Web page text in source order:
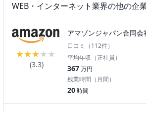
WEB・インターネット業界の他の企
★★★★★
(3.3)
アマゾンジャパン合同会
口コミ（112件）
平均年収（正社員）
367万円
残業時間（月間）
20時間